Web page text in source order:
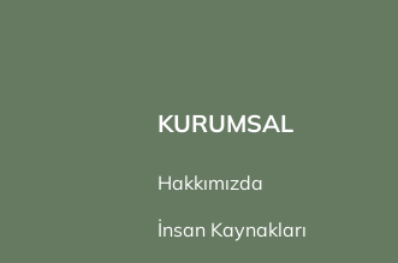
KURUMSAL
Hakkımızda
İnsan Kaynakları